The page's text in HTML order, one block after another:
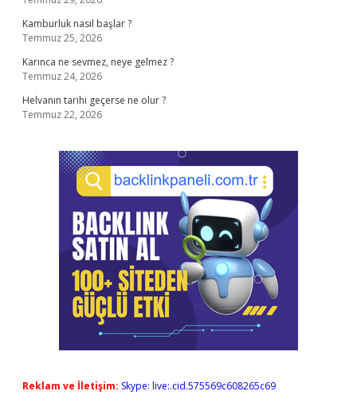
Kamburluk nasıl başlar ?
Temmuz 25, 2026
Karınca ne sevmez, neye gelmez ?
Temmuz 24, 2026
Helvanın tarihi geçerse ne olur ?
Temmuz 22, 2026
Reklam ve İletişim: Skype: live:.cid.575569c608265c69